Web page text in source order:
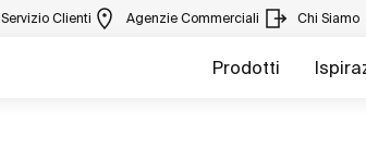
Servizio Clienti Agenzie Commerciali Chi Siamo
Prodotti